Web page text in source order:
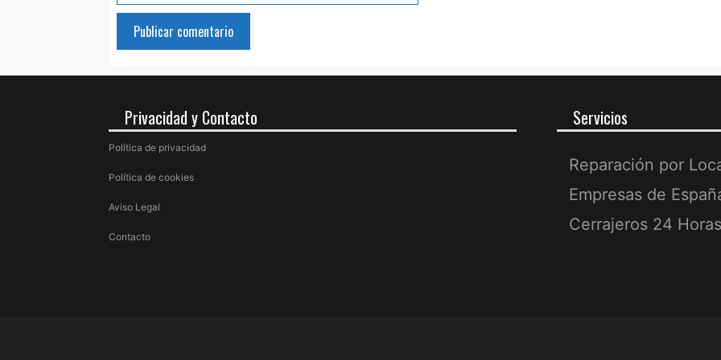
Privacidad y Contacto
Política de privacidad
Política de cookies
Aviso Legal
Contacto
Servicios
Reparación por
Empresas de
Cerrajeros 24 Horas